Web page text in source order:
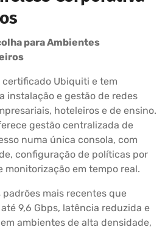
para Ambientes
certificado Ubiquiti e tem
instalação e gestão de redes
hoteleiros e de ensino.
gestão centralizada de
numa única consola, com
configuração de políticas por
monitorização em tempo real.
padrões mais recentes que
9,6 Gbps, latência reduzida e
ambientes de alta densidade,